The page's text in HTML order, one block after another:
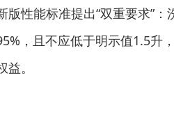
性能标准提出“双重要求”：
，且不应低于明示值1.5升
。